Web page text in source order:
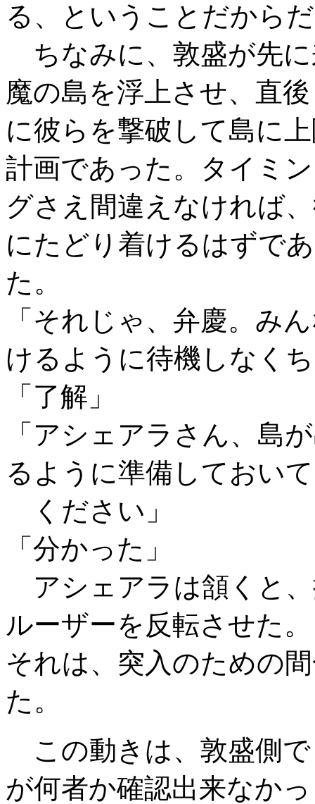
る、ということだから
ちなみに、敦盛が先
魔の島を浮上させ、直後
に彼らを撃破して島に
計画であった。タイミン
グさえ間違えなければ
にたどり着けるはずで
た。
「それじゃ、弁慶。み
けるように待機しなく
「了解」
「アシェアラさん、島
るように準備しておいて
ください」
「分かった」
アシェアラは頷くと
ルーザーを反転させた。
それは、突入のための
た。
この動きは、敦盛側
が何者か確認出来なかっ